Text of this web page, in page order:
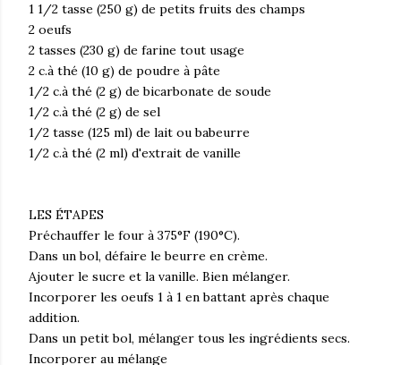
1 1/2 tasse (250 g) de petits fruits des champs
2 oeufs
2 tasses (230 g) de farine tout usage
2 c.à thé (10 g) de poudre à pâte
1/2 c.à thé (2 g) de bicarbonate de soude
1/2 c.à thé (2 g) de sel
1/2 tasse (125 ml) de lait ou babeurre
1/2 c.à thé (2 ml) d'extrait de vanille
LES ÉTAPES
Préchauffer le four à 375°F (190°C).
Dans un bol, défaire le beurre en crème.
Ajouter le sucre et la vanille. Bien mélanger.
Incorporer les oeufs 1 à 1 en battant après chaque
addition.
Dans un petit bol, mélanger tous les ingrédients secs.
Incorporer au mélange